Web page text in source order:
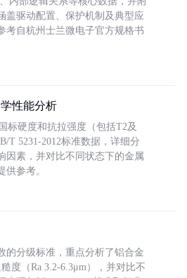
盖驱动配置、保护机制及典型应
考自杭州士兰微电子官方规格书
性能分析
标硬度和抗拉强度（包括T2及
T 5231-2012标准数据，详细分
因素，并对比不同状态下的金属
供参考。
的分级标准，重点分析了铝合金
度（Ra 3.2-6.3μm），并对比不